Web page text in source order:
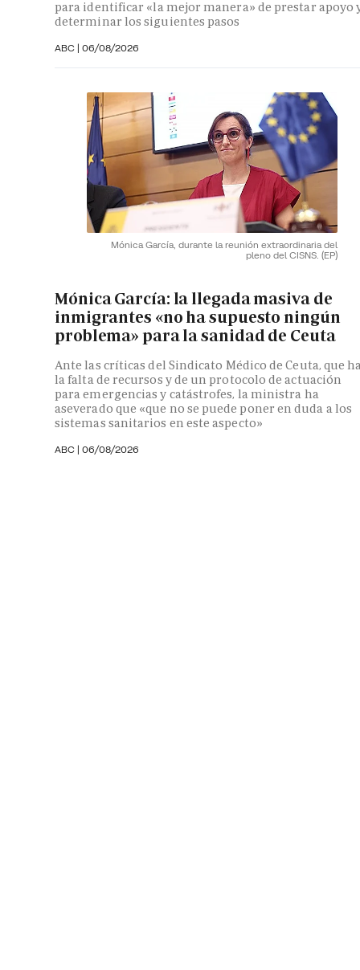
para identificar «la mejor manera» de prestar apoyo
determinar los siguientes pasos
ABC | 06/08/2026
Mónica García, durante la reunión extraordinaria del
pleno del CISNS. (EP)
Mónica García: la llegada masiva de
inmigrantes «no ha supuesto ningún
problema» para la sanidad de Ceuta
Ante las críticas del Sindicato Médico de Ceuta, que
la falta de recursos y de un protocolo de actuación
para emergencias y catástrofes, la ministra ha
aseverado que «que no se puede poner en duda a los
sistemas sanitarios en este aspecto»
ABC | 06/08/2026